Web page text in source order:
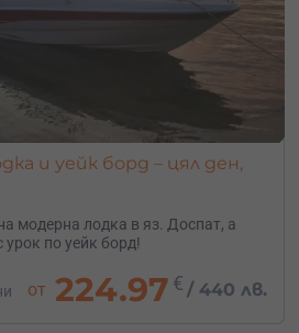
и уейк борд – цял ден,
модерна лодка в яз. Доспат, а
урок по уейк борд!
от 224.97 € / 440 лв.